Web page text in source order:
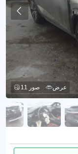
11 صور عرض